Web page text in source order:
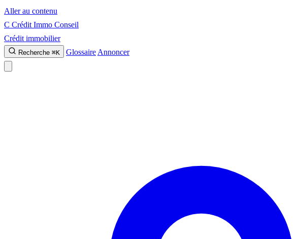
Aller au contenu
C Crédit Immo Conseil
Crédit immobilier
Recherche ⌘K Glossaire Annoncer